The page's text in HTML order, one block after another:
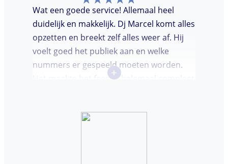
Wat een goede service! Allemaal heel
duidelijk en makkelijk. Dj Marcel komt alles
opzetten en breekt zelf alles weer af. Hij
voelt goed het publiek aan en welke
nummers er gespeeld moeten worden.
Het maakte het feestje helemaal compleet
+